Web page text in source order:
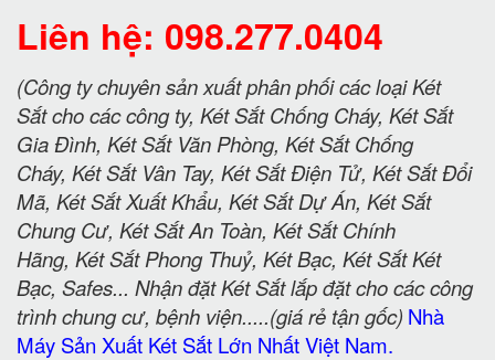
Liên hệ: 098.277.0404
(Công ty chuyên sản xuất phân phối các loại Két
Sắt cho các công ty, Két Sắt Chống Cháy, Két Sắt
Gia Đình, Két Sắt Văn Phòng, Két Sắt Chống
Cháy, Két Sắt Vân Tay, Két Sắt Điện Tử, Két Sắt Đổi
Mã, Két Sắt Xuất Khẩu, Két Sắt Dự Án, Két Sắt
Chung Cư, Két Sắt An Toàn, Két Sắt Chính
Hãng, Két Sắt Phong Thuỷ, Két Bạc, Két Sắt Két
Bạc, Safes... Nhận đặt Két Sắt lắp đặt cho các công
trình chung cư, bệnh viện.....(giá rẻ tận gốc) Nhà
Máy Sản Xuất Két Sắt Lớn Nhất Việt Nam.